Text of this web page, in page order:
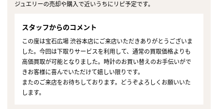
ジュエリーの売却や購入で近いうちにリピ予定です。
スタッフからのコメント
この度は宝石広場 渋谷本店にご来店いただきありがとうございま
した。今回は下取りサービスを利用して、通常の買取価格よりも
高価買取が可能となりました。時計のお買い替えのお手伝いがで
きお客様に喜んでいただけて嬉しい限りです。
またのご来店をお待ちしております。どうぞよろしくお願いいた
します。